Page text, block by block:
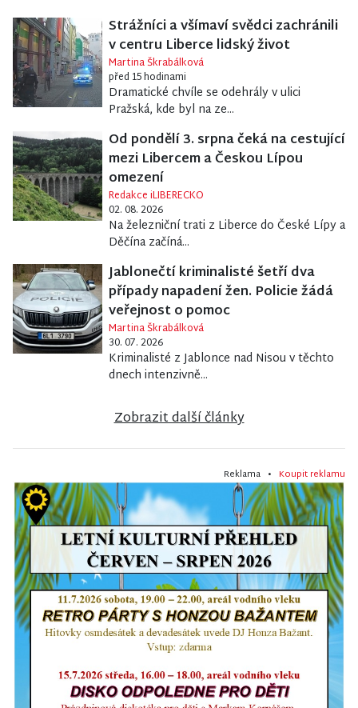
Strážníci a všímaví svědci zachránili
v centru Liberce lidský život
Martina Škrabálková
před 15 hodinami
Dramatické chvíle se odehrály v ulici
Pražská, kde byl na ze...
Od pondělí 3. srpna čeká na cestující
mezi Libercem a Českou Lípou
omezení
Redakce iLIBERECKO
02. 08. 2026
Na železniční trati z Liberce do České Lípy a
Děčína začíná...
Jablonečtí kriminalisté šetří dva
případy napadení žen. Policie žádá
veřejnost o pomoc
Martina Škrabálková
30. 07. 2026
Kriminalisté z Jablonce nad Nisou v těchto
dnech intenzivně...
Zobrazit další články
Reklama • Koupit reklamu